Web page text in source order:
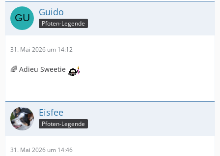
Guido
Pfoten-Legende
31. Mai 2026 um 14:12
🌈 Adieu Sweetie
Eisfee
Pfoten-Legende
31. Mai 2026 um 14:46